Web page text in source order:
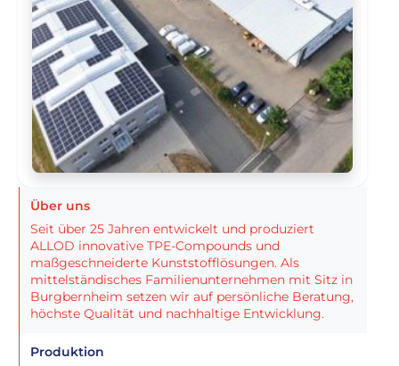
Über uns
Seit über 25 Jahren entwickelt und produziert
ALLOD innovative TPE-Compounds und
maßgeschneiderte Kunststofflösungen. Als
mittelständisches Familienunternehmen mit Sitz in
Burgbernheim setzen wir auf persönliche Beratung,
höchste Qualität und nachhaltige Entwicklung.
Produktion